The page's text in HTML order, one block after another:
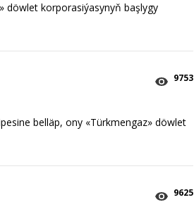
döwlet korporasiýasynyň başlygy
9753
belläp, ony «Türkmengaz» döwlet
9625